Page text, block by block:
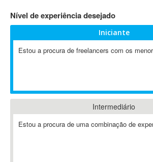
802.11
A-GPS
ABAP
Abaqus
ABBYY FineReader
Nível de experiência desejado
Iniciante
Estou a procura de freelancers com os
Intermediário
Estou a procura de uma combinação de